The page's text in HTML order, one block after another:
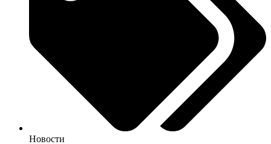
Новости